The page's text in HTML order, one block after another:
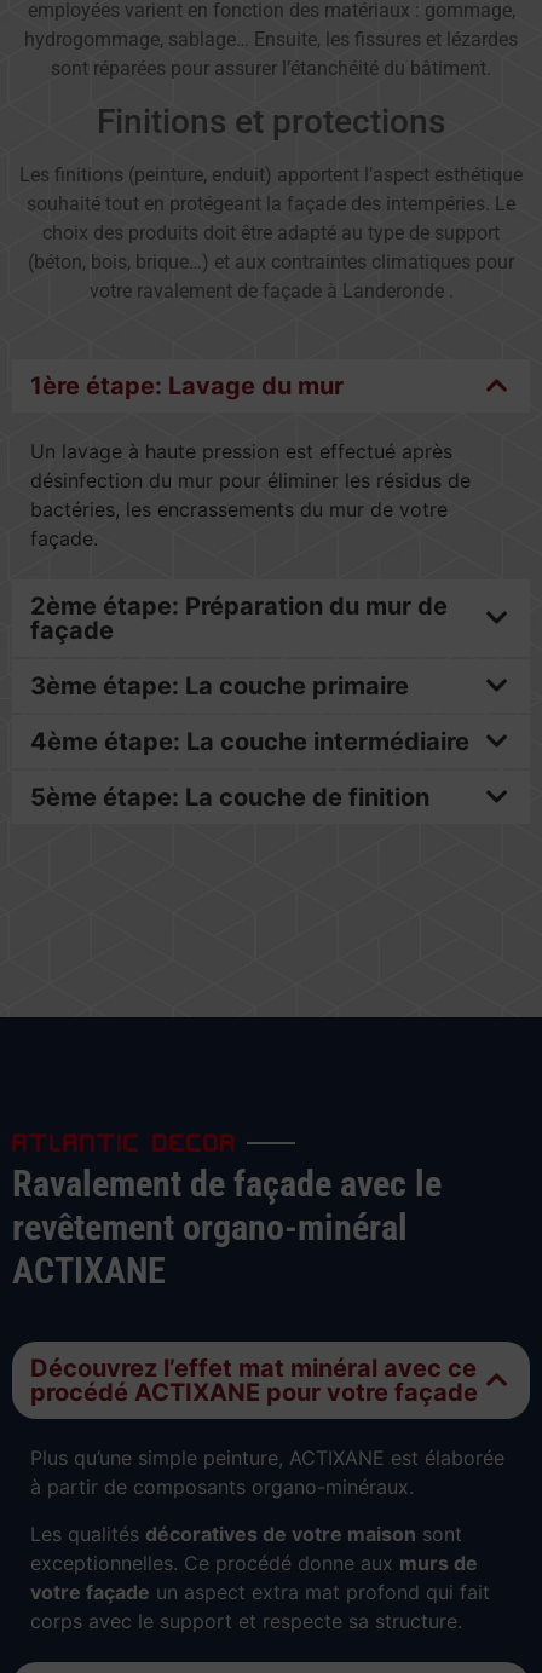
employées varient en fonction des matériaux : gommage,
hydrogommage, sablage… Ensuite, les fissures et lézardes
sont réparées pour assurer l’étanchéité du bâtiment.
Finitions et protections
Les finitions (peinture, enduit) apportent l’aspect esthétique
souhaité tout en protégeant la façade des intempéries. Le
choix des produits doit être adapté au type de support
(béton, bois, brique…) et aux contraintes climatiques pour
votre ravalement de façade à Landeronde .
1ère étape: Lavage du mur
Un lavage à haute pression est effectué après
désinfection du mur pour éliminer les résidus de
bactéries, les encrassements du mur de votre
façade.
2ème étape: Préparation du mur de
façade
3ème étape: La couche primaire
4ème étape: La couche intermédiaire
5ème étape: La couche de finition
ATLANTIC DECOR
Ravalement de façade avec le
revêtement organo-minéral
ACTIXANE
Découvrez l’effet mat minéral avec ce
procédé ACTIXANE pour votre façade
Plus qu’une simple peinture, ACTIXANE est élaborée
à partir de composants organo-minéraux.
Les qualités décoratives de votre maison sont
exceptionnelles. Ce procédé donne aux murs de
votre façade un aspect extra mat profond qui fait
corps avec le support et respecte sa structure.